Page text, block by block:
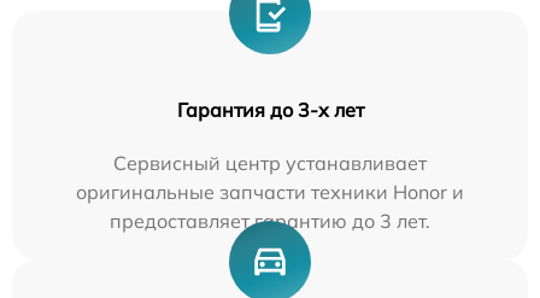
Гарантия до 3-х лет
Сервисный центр устанавливает
оригинальные запчасти техники Honor и
предоставляет гарантию до 3 лет.